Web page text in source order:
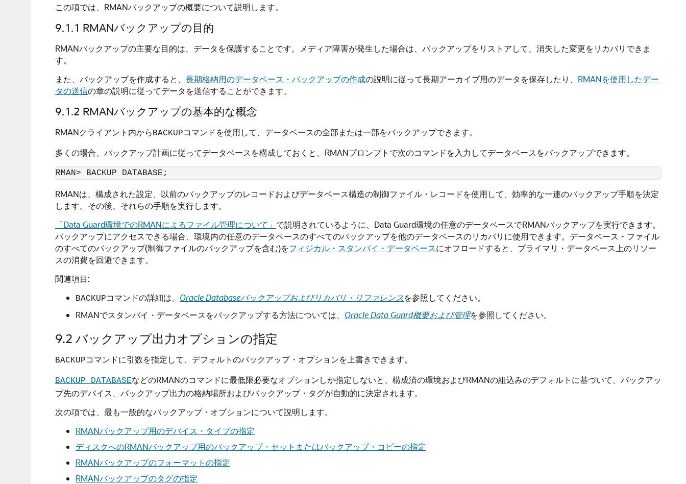
この項では、RMANバックアップの概要について説明します。
9.1.1 RMANバックアップの目的
RMANバックアップの主要な目的は、データを保護することです。メディア障害が発生した場合は、バックアップをリストアして、消失した変更をリカバリできま
す。
また、バックアップを作成すると、 長期格納用のデータベース・バックアップの作成の説明に従って長期アーカイブ用のデータを保存したり、 RMANを使用したデー
タの送信の章の説明に従ってデータを送信することができます。
9.1.2 RMANバックアップの基本的な概念
RMANクライアント内からBACKUPコマンドを使用して、データベースの全部または一部をバックアップできます。
多くの場合、バックアップ計画に従ってデータベースを構成しておくと、RMANプロンプトで次のコマンドを入力してデータベースをバックアップできます。
RMAN> BACKUP DATABASE;
RMANは、構成された設定、以前のバックアップのレコードおよびデータベース構造の制御ファイル・レコードを使用して、効率的な一連のバックアップ手順を決定
します。その後、それらの手順を実行します。
「Data Guard環境でのRMANによるファイル管理について」 で説明されているように、Data Guard環境の任意のデータベースでRMANバックアップを実行できます。
バックアップにアクセスできる場合、環境内の任意のデータベースのすべてのバックアップを他のデータベースのリカバリに使用できます。データベース・ファイル
のすべてのバックアップ(制御ファイルのバックアップを含む)をフィジカル・スタンバイ・データベースにオフロードすると、プライマリ・データベース上のリソー
スの消費を回避できます。
関連項目:
BACKUPコマンドの詳細は、 Oracle Databaseバックアップおよびリカバリ・リファレンスを参照してください。
RMANでスタンバイ・データベースをバックアップする方法については、 Oracle Data Guard概要および管理を参照してください。
9.2 バックアップ出力オプションの指定
BACKUPコマンドに引数を指定して、デフォルトのバックアップ・オプションを上書きできます。
BACKUP DATABASEなどのRMANのコマンドに最低限必要なオプションしか指定しないと、構成済の環境およびRMANの組込みのデフォルトに基づいて、バックアッ
プ先のデバイス、バックアップ出力の格納場所およびバックアップ・タグが自動的に決定されます。
次の項では、最も一般的なバックアップ・オプションについて説明します。
RMANバックアップ用のデバイス・タイプの指定
ディスクへのRMANバックアップ用のバックアップ・セットまたはバックアップ・コピーの指定
RMANバックアップのフォーマットの指定
RMANバックアップのタグの指定